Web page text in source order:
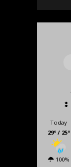
Today
29º / 25º
100%